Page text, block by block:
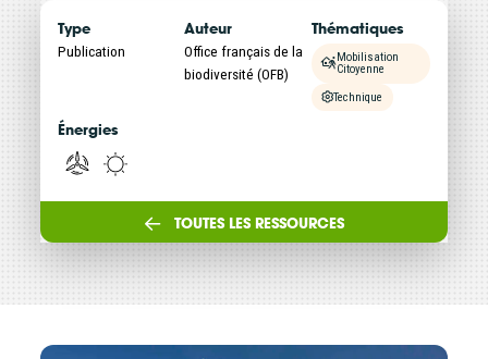
Court-circuit EnRoute
Chaque mois, suivez l'actualité pour bien
comprendre les enjeux de l'énergie citoyenne, et
Valider
CONTACT
Type
Publication
Auteur
Office français de la
biodiversité (OFB)
Thématiques
Mobilisation
Citoyenne
Technique
Énergies
TOUTES LES RESSOURCES